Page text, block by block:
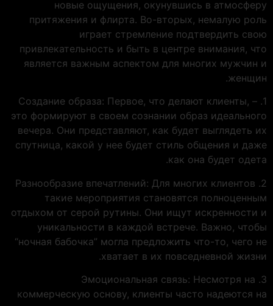
новые ощущения, окунувшись в атмосферу
притяжения и флирта. Во-вторых, немалую роль
играет стремление подтвердить свою
привлекательность и быть в центре внимания, что
является важным аспектом для многих мужчин и
женщин.
1. Создание образа: Первое, что делают клиенты, –
это формируют в своем сознании образ идеального
вечера. Они представляют, как будет выглядеть их
спутница, какой у нее будет стиль общения и даже
как она будет одета.
2. Разнообразие впечатлений: Для многих клиентов
такие мероприятия становятся полноценным
отдыхом от серой рутины. Они ищут искренности и
уникальности в каждой встрече. Важно, чтобы
“ночная бабочка” могла предложить что-то, чего не
хватает в их повседневной жизни.
3. Эмоциональная связь: Несмотря на
коммерческую основу, клиенты часто надеются на